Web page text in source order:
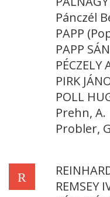
Pánczél
PAPP
PAPP
PÉCZELY
PIRK
POLL
Prehn, A.
Probler,
R
REMSEY